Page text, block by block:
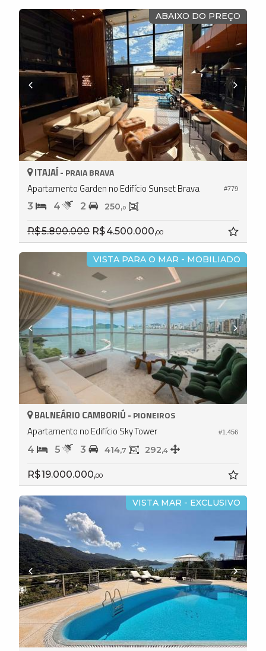
ABAIXO DO PREÇO
#779
ITAJAÍ - PRAIA BRAVA
Apartamento Garden no Edifício Sunset Brava
3 4 2 250,0
R$ 5.800.000 R$ 4.500.000,00
VISTA PARA O MAR - MOBILIADO
#1.456
BALNEÁRIO CAMBORIÚ - PIONEIROS
Apartamento no Edifício Sky Tower
4 5 3 414,7 292,4
R$ 19.000.000,00
VISTA MAR - EXCLUSIVO